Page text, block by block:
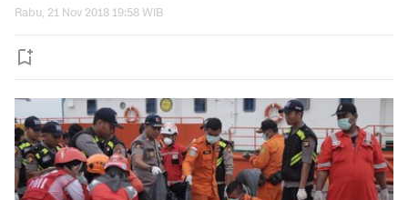
Rabu, 21 Nov 2018 19:58 WIB